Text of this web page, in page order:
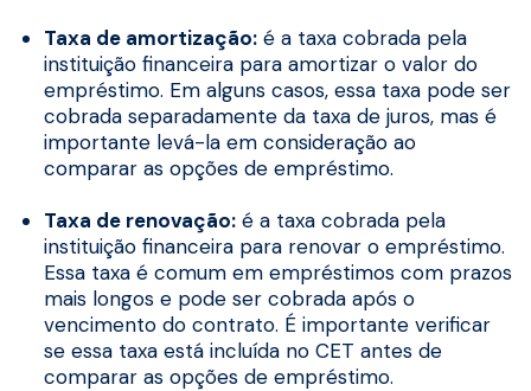
Taxa de amortização: é a taxa cobrada pela
instituição financeira para amortizar o valor do
empréstimo. Em alguns casos, essa taxa pode ser
cobrada separadamente da taxa de juros, mas é
importante levá-la em consideração ao
comparar as opções de empréstimo.
Taxa de renovação: é a taxa cobrada pela
instituição financeira para renovar o empréstimo.
Essa taxa é comum em empréstimos com prazos
mais longos e pode ser cobrada após o
vencimento do contrato. É importante verificar
se essa taxa está incluída no CET antes de
comparar as opções de empréstimo.